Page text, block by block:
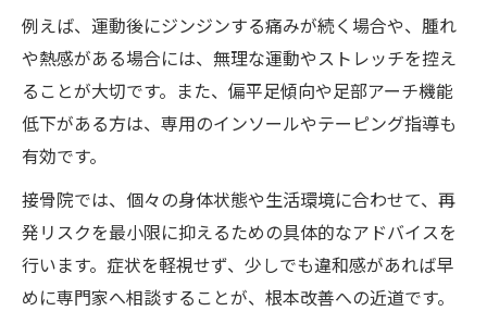
例えば、運動後にジンジンする痛みが続く場合や、腫れ
や熱感がある場合には、無理な運動やストレッチを控え
ることが大切です。また、偏平足傾向や足部アーチ機能
低下がある方は、専用のインソールやテーピング指導も
有効です。
接骨院では、個々の身体状態や生活環境に合わせて、再
発リスクを最小限に抑えるための具体的なアドバイスを
行います。症状を軽視せず、少しでも違和感があれば早
めに専門家へ相談することが、根本改善への近道です。